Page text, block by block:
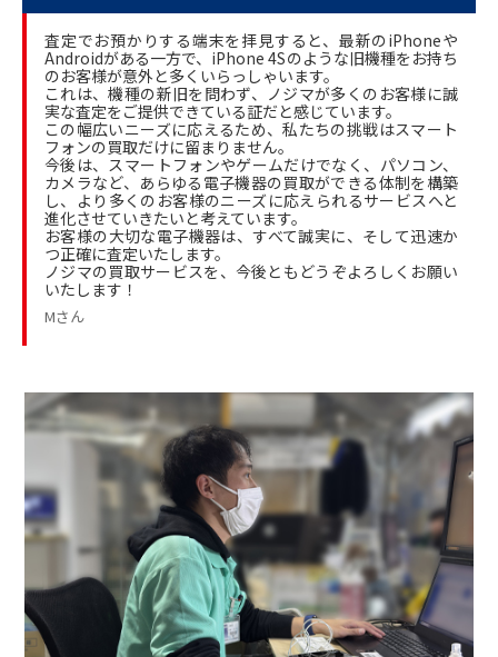
査定でお預かりする端末を拝見すると、最新のiPhoneや
Androidがある一方で、iPhone 4Sのような旧機種をお持ち
のお客様が意外と多くいらっしゃいます。
これは、機種の新旧を問わず、ノジマが多くのお客様に誠
実な査定をご提供できている証だと感じています。
この幅広いニーズに応えるため、私たちの挑戦はスマート
フォンの買取だけに留まりません。
今後は、スマートフォンやゲームだけでなく、パソコン、
カメラなど、あらゆる電子機器の買取ができる体制を構築
し、より多くのお客様のニーズに応えられるサービスへと
進化させていきたいと考えています。
お客様の大切な電子機器は、すべて誠実に、そして迅速か
つ正確に査定いたします。
ノジマの買取サービスを、今後ともどうぞよろしくお願い
いたします！
Mさん